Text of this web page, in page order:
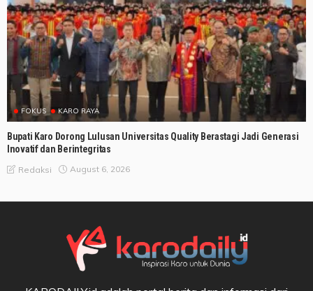
FOKUS KARO RAYA
Bupati Karo Dorong Lulusan Universitas Quality Berastagi Jadi Generasi
Inovatif dan Berintegritas
Redaksi August 6, 2026